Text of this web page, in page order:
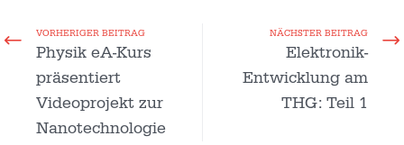
VORHERIGER BEITRAG
Physik eA-Kurs
präsentiert
Videoprojekt zur
Nanotechnologie
NÄCHSTER BEITRAG
Elektronik-
Entwicklung am
THG: Teil 1